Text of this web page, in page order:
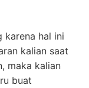
karena hal ini
kalian saat
maka kalian
buat